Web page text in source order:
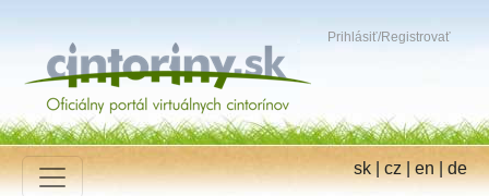
Prihlásiť/Registrovať
sk|cz|en|de